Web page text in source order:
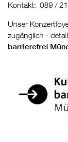
Kontakt: 089 /
Unser
zugänglich -
barrierefrei